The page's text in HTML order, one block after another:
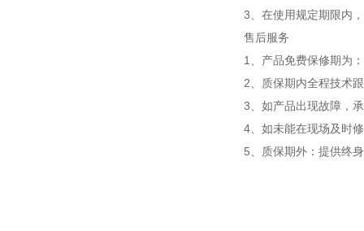
3、在使用规定期限内
售后服务
1、产品免费保修期为
2、质保期内全程技术
3、如产品出现故障，
4、如未能在现场及时
5、质保期外：提供终